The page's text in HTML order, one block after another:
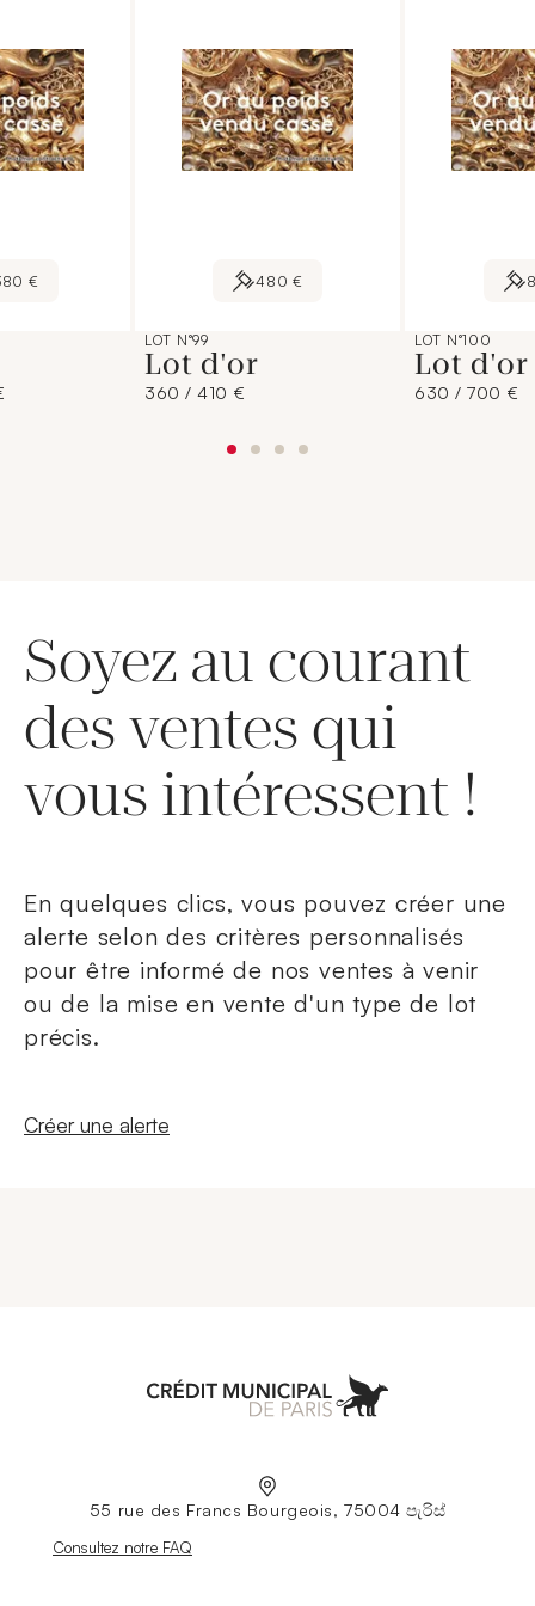
€ 480 €
LOT N°99
Lot d'or
360 / 410 €
LOT N°100
Lot d'or
630 / 700 €
Soyez au courant
des ventes qui
vous intéressent !
En quelques clics, vous pouvez créer une
alerte selon des critères personnalisés
pour être informé de nos ventes à venir
ou de la mise en vente d'un type de lot
précis.
Nouvelle fenêtre
Créer une alerte
55 rue des Francs Bourgeois, 75004 පැරිස්
Nouvelle fenêtre
Consultez notre FAQ